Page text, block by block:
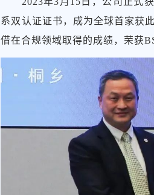
系双认证证书，成为全球首家获
借在合规领域取得的成绩，荣获